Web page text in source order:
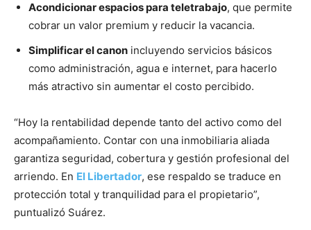
Acondicionar espacios para teletrabajo, que permite
cobrar un valor premium y reducir la vacancia.
Simplificar el canon incluyendo servicios básicos
como administración, agua e internet, para hacerlo
más atractivo sin aumentar el costo percibido.
“Hoy la rentabilidad depende tanto del activo como del
acompañamiento. Contar con una inmobiliaria aliada
garantiza seguridad, cobertura y gestión profesional del
arriendo. En El Libertador, ese respaldo se traduce en
protección total y tranquilidad para el propietario”,
puntualizó Suárez.